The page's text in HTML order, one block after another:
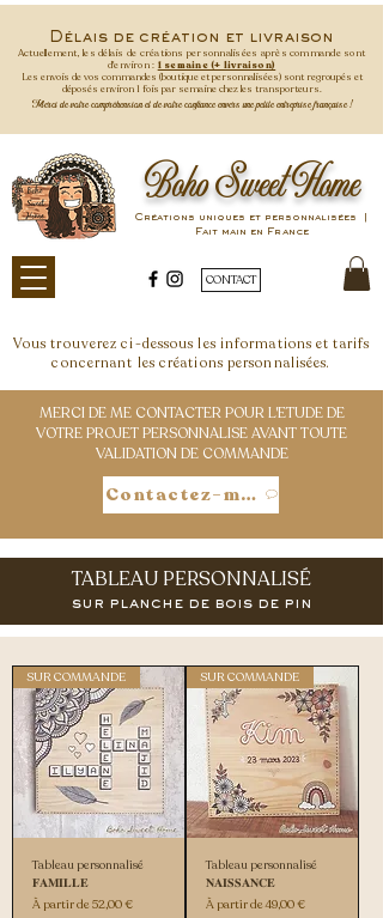
Délais de création et livraison
Actuellement, les délais de créations personnalisées après commande sont
d'environ : 1 semaine (+ livraison)
Les envois de vos commandes (boutique et personnalisées) sont regroupés et
déposés environ 1 fois par semainechez les transporteurs.
Merci de votre compréhension et de votre confiance envers une petite entreprise française !
Boho Sweet Home
Créations uniques et personnalisées |
Fait main en France
CONTACT
Vous trouverez ci-dessous les informations et tarifs
concernant les créations personnalisées.
MERCI DE ME CONTACTER POUR L'ETUDE DE
VOTRE PROJET PERSONNALISE AVANT TOUTE
VALIDATION DE COMMANDE
Contactez-moi
TABLEAU PERSONNALISÉ
sur planche de bois de pin
SUR COMMANDE
Tableau personnalisé
𝐅𝐀𝐌𝐈𝐋𝐋𝐄
À partir de52,00 €
Prix promotionnel
SUR COMMANDE
Tableau personnalisé
𝐍𝐀𝐈𝐒𝐒𝐀𝐍𝐂𝐄
À partir de49,00 €
Prix promotionnel